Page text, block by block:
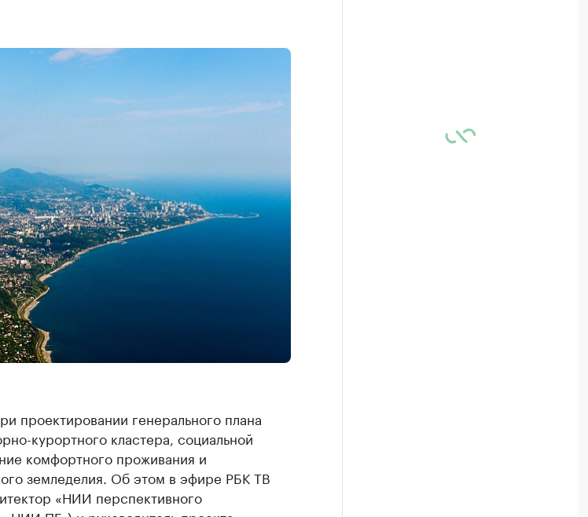
проектировании генерального плана
курортного кластера, социальной
комфортного проживания и
земледелия. Об этом в эфире РБК ТВ
«НИИ перспективного